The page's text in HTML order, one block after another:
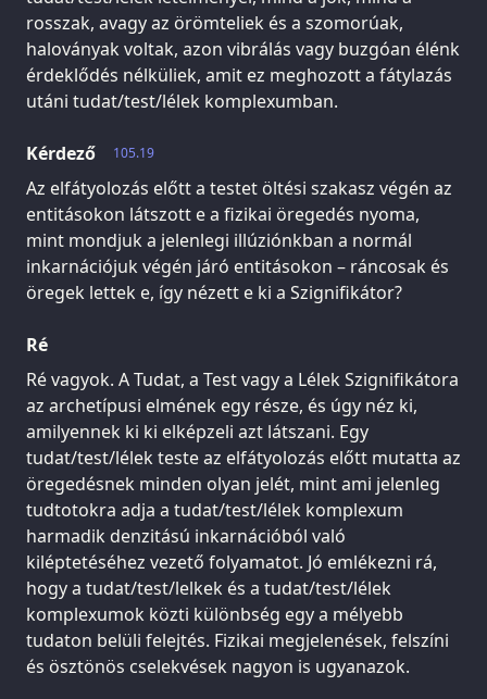
rosszak, avagy az örömteliek és a szomorúak,
haloványak voltak, azon vibrálás vagy buzgóan élénk
érdeklődés nélküliek, amit ez meghozott a fátylazás
utáni tudat/test/lélek komplexumban.
105.19
Kérdező
Az elfátyolozás előtt a testet öltési szakasz végén az
entitásokon látszott e a fizikai öregedés nyoma,
mint mondjuk a jelenlegi illúziónkban a normál
inkarnációjuk végén járó entitásokon – ráncosak és
öregek lettek e, így nézett e ki a Szignifikátor?
Ré
Ré vagyok. A Tudat, a Test vagy a Lélek Szignifikátora
az archetípusi elmének egy része, és úgy néz ki,
amilyennek ki ki elképzeli azt látszani. Egy
tudat/test/lélek teste az elfátyolozás előtt mutatta az
öregedésnek minden olyan jelét, mint ami jelenleg
tudtotokra adja a tudat/test/lélek komplexum
harmadik denzitású inkarnációból való
kiléptetéséhez vezető folyamatot. Jó emlékezni rá,
hogy a tudat/test/lelkek és a tudat/test/lélek
komplexumok közti különbség egy a mélyebb
tudaton belüli felejtés. Fizikai megjelenések, felszíni
és ösztönös cselekvések nagyon is ugyanazok.